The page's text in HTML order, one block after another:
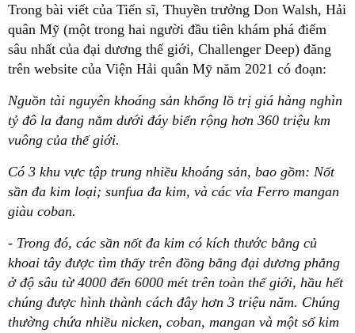
Trong bài viết của Tiến sĩ, Thuyền trưởng Don Walsh, Hải
quân Mỹ (một trong hai người đầu tiên khám phá điểm
sâu nhất của đại dương thế giới, Challenger Deep) đăng
trên website của Viện Hải quân Mỹ năm 2021 có đoạn:
Nguồn tài nguyên khoáng sản khổng lồ trị giá hàng nghìn
tỷ đô la đang nằm dưới đáy biển rộng hơn 360 triệu km
vuông của thế giới.
Có 3 khu vực tập trung nhiều khoáng sản, bao gồm: Nốt
sần đa kim loại; sunfua đa kim, và các vỉa Ferro mangan
giàu coban.
- Trong đó, các sần nốt đa kim có kích thước bằng củ
khoai tây được tìm thấy trên đồng bằng đại dương phẳng
ở độ sâu từ 4000 đến 6000 mét trên toàn thế giới, hầu hết
chúng được hình thành cách đây hơn 3 triệu năm. Chúng
thường chứa nhiều nicken, coban, mangan và một số kim